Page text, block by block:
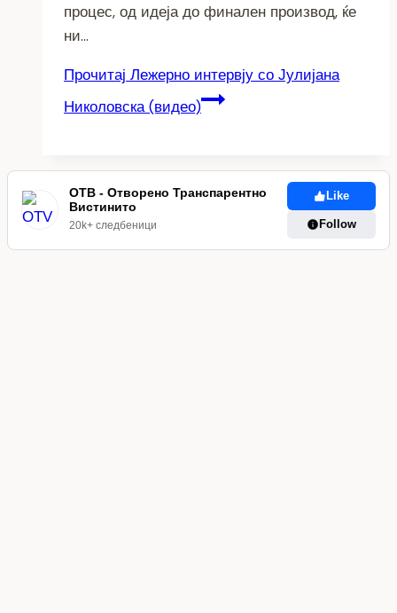
процес, од идеја до финален производ, ќе
ни…
Прочитај Лежерно интервју со Јулијана
Николовска (видео)
ОТВ - Отворено Транспарентно
Вистинито
20k+ следбеници
Like
Follow